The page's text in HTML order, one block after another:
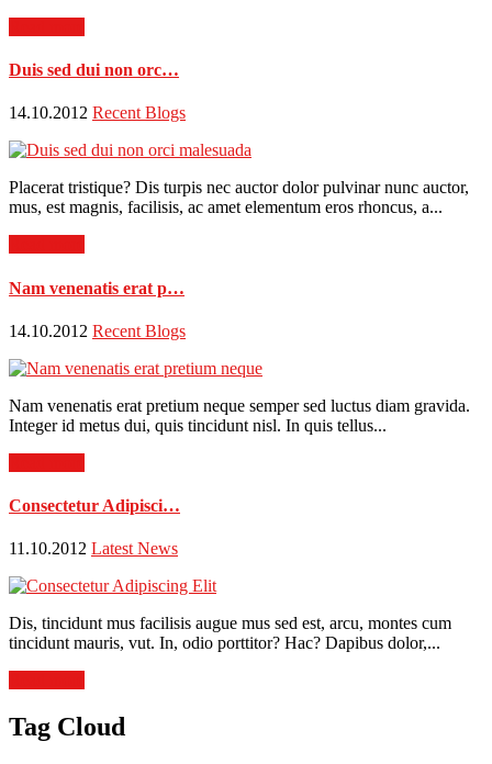
Duis sed dui non orc…
14.10.2012 Recent Blogs
Placerat tristique? Dis turpis nec auctor dolor pulvinar nunc auctor,
mus, est magnis, facilisis, ac amet elementum eros rhoncus, a...
Nam venenatis erat p…
14.10.2012 Recent Blogs
Nam venenatis erat pretium neque semper sed luctus diam gravida.
Integer id metus dui, quis tincidunt nisl. In quis tellus...
Consectetur Adipisci…
11.10.2012 Latest News
Dis, tincidunt mus facilisis augue mus sed est, arcu, montes cum
tincidunt mauris, vut. In, odio porttitor? Hac? Dapibus dolor,...
Tag Cloud